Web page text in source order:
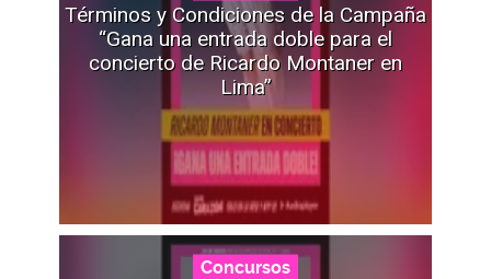
Términos y Condiciones de la Campaña
“Gana una entrada doble para el
concierto de Ricardo Montaner en
Lima”
Concursos